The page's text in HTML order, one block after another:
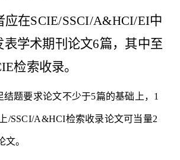
应在SCIE/SSCI/A&HCI/EI中
表学术期刊论文6篇，其中至
检索收录。
结题要求论文不少于5篇的基础上，1
/SSCI/A&HCI检索收录论文可当量2
文。